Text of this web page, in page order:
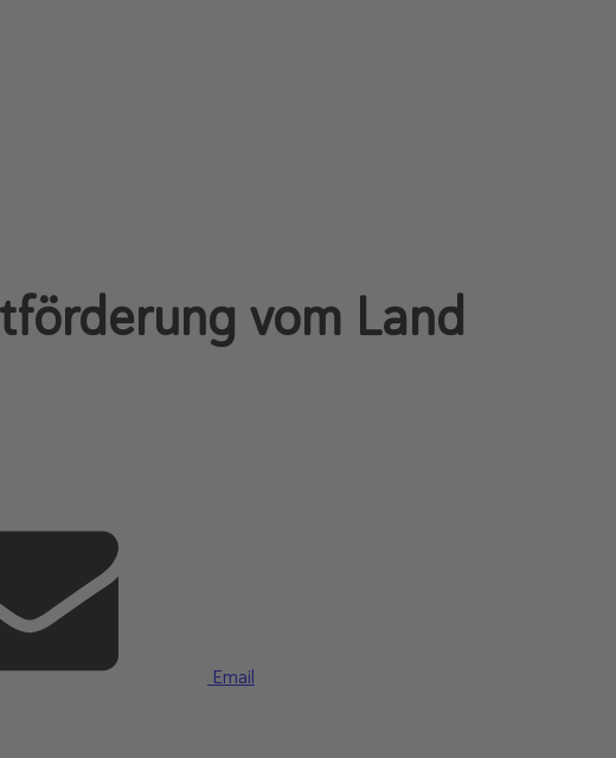
vom Land
Email